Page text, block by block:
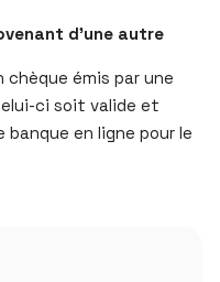
d’une autre
chèque émis par une
ci soit valide et
en ligne pour le